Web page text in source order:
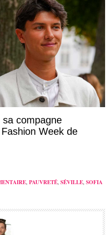
compagne
Week de
PAUVRETÉ SÉVILLE SOFIA